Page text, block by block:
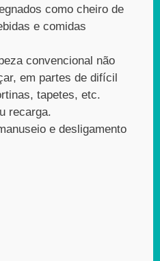
como cheiro de
e comidas
convencional não
em partes de difícil
tapetes, etc.
recarga.
e desligamento